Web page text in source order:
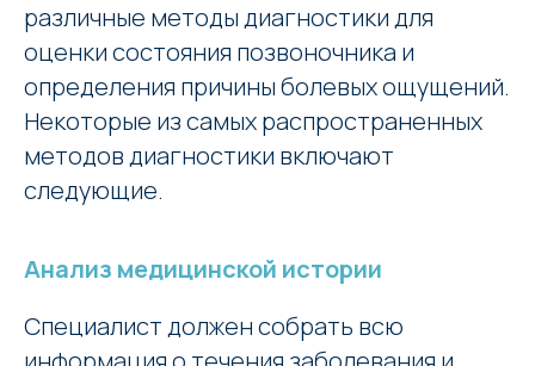
различные методы диагностики для
оценки состояния позвоночника и
определения причины болевых ощущений.
Некоторые из самых распространенных
методов диагностики включают
следующие.
Анализ медицинской истории
Специалист должен собрать всю